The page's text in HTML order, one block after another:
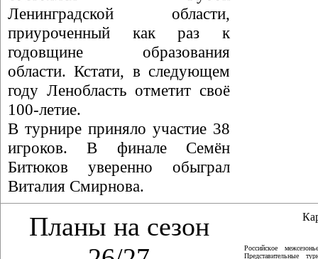
Ленинградской области,
приуроченный как раз к
годовщине образования
области. Кстати, в следующем
году Ленобласть отметит своё
100-летие.
В турнире приняло участие 38
игроков. В финале Семён
Битюков уверенно обыграл
Виталия Смирнова.
Планы на сезон
Российское
Представительные